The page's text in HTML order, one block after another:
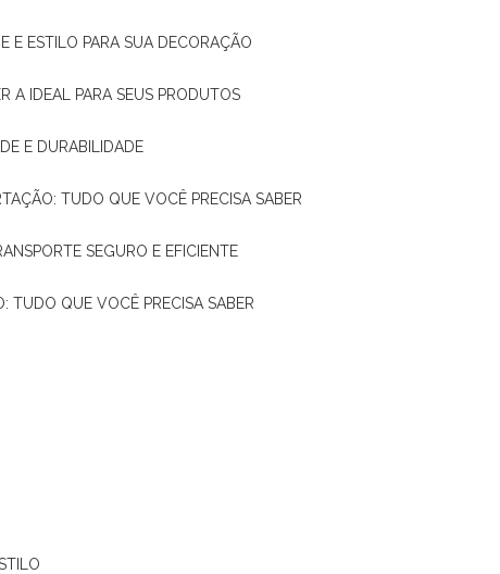
E ESTILO PARA SUA DECORAÇÃO
A IDEAL PARA SEUS PRODUTOS
E DURABILIDADE
TUDO QUE VOCÊ PRECISA SABER
SEGURO E EFICIENTE
TUDO QUE VOCÊ PRECISA SABER